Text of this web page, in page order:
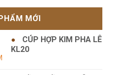
MỚI
CÚP HỢP KIM PHA LÊ
KL20